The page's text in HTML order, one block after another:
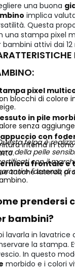
una buona
implica
Questa
una stampa pixel
bambini attivi dai 12
pixel
blocchi di colore
in pile
senza
con
interna in
frontale e
tasche laterali,
felpa è
della pelle
con il
l'assenza di
prendersi
bambini?
lavarla in
la stampa.
In questo
morbido e i colori